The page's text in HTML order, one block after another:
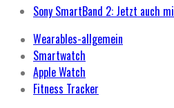
Sony SmartBand 2: Jetzt auch
Wearables-allgemein
Smartwatch
Apple Watch
Fitness Tracker